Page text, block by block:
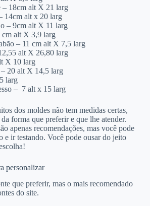
– 18cm alt X 21 larg
14cm alt x 20 larg
– 9cm alt X 11 larg
cm alt X 3,9 larg
– 11 cm alt X 7,5 larg
alt X 26,80 larg
X 10 larg
20 alt X 14,5 larg
larg
– 7 alt x 15 larg
dos moldes não tem medidas certas,
forma que preferir e que lhe atender.
apenas recomendações, mas você pode
e ir testando. Você pode ousar do jeito
personalizar
que preferir, mas o mais recomendado
do site.